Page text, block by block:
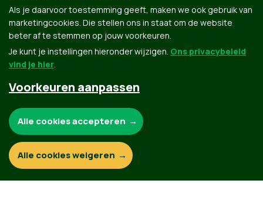
Als je daarvoor toestemming geeft, maken we ook gebruik van
marketingcookies. Die stellen ons in staat om de website
beter af te stemmen op jouw voorkeuren.
Je kunt je instellingen hieronder wijzigen. Ons privacybeleid
vind je hier.
Voorkeuren aanpassen
Functionele en analytische cookies:
Alle cookies accepteren
Alle cookies weigeren